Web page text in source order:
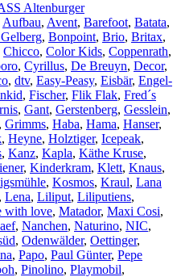
Altenburger
Aufbau, Avent, Barefoot, Batata,
, Bonpoint, Brio, Britax,
Chicco, Color Kids, Coppenrath,
, Cyrillus, De Breuyn, Decor,
, dtv, Easy-Peasy, Eisbär, Engel-
, Fischer, Flik Flak, Fred´s
, Gant, Gerstenberg, Gesslein,
, Grimms, Haba, Hama, Hanser,
, Heyne, Holztiger, Icepeak,
, Kanz, Kapla, Käthe Kruse,
, Kinderkram, Klett, Knaus,
, Kosmos, Kraul, Lana
, Lena, Liliput, Liliputiens,
with love, Matador, Maxi Cosi,
, Nanchen, Naturino, NIC,
, Odenwälder, Oettinger,
, Papo, Paul Günter, Pepe
, Pinolino, Playmobil,